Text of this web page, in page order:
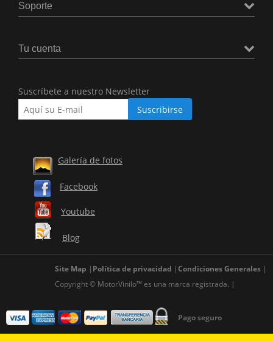
Soporte
Tu cuenta
Suscríbete a nuestro Newsletter
Galería de fotos
Facebook
Youtube
Blog
Site Map Política de privacidad
Condiciones Generales
Copyright © MotorVinilo™ es una marca registrada.
Pago seguro